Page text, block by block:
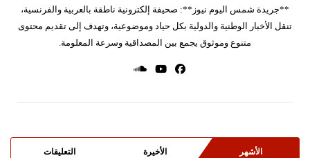
**جريدة شمس اليوم نيوز**: صحيفة إلكترونية ناطقة بالعربية والفرنسية،
تنقل الأخبار الوطنية والدولية بكل حياد وموضوعية، وتهدف إلى تقديم محتوى
متنوع وموثوق يجمع بين المصداقية وسرعة المعلومة.
الأشهر الأخيرة التعليقات